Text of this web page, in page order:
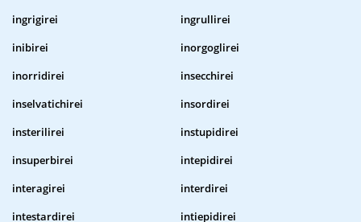
ingrigirei
ingrullirei
inibirei
inorgoglirei
inorridirei
insecchirei
inselvatichirei
insordirei
insterilirei
instupidirei
insuperbirei
intepidirei
interagirei
interdirei
intestardirei
intiepidirei